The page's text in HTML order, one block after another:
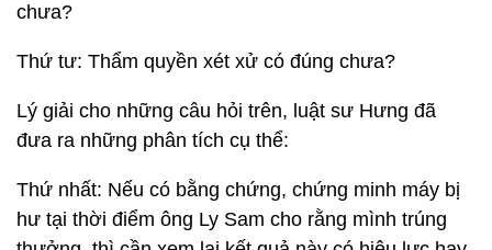
chưa?
Thứ tư: Thẩm quyền xét xử có đúng chưa?
Lý giải cho những câu hỏi trên, luật sư Hưng đã
đưa ra những phân tích cụ thể:
Thứ nhất: Nếu có bằng chứng, chứng minh máy bị
hư tại thời điểm ông Ly Sam cho rằng mình trúng